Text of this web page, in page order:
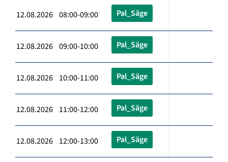
12.08.2026 08:00-09:00 Pal_Säge
12.08.2026 09:00-10:00 Pal_Säge
12.08.2026 10:00-11:00 Pal_Säge
12.08.2026 11:00-12:00 Pal_Säge
12.08.2026 12:00-13:00 Pal_Säge